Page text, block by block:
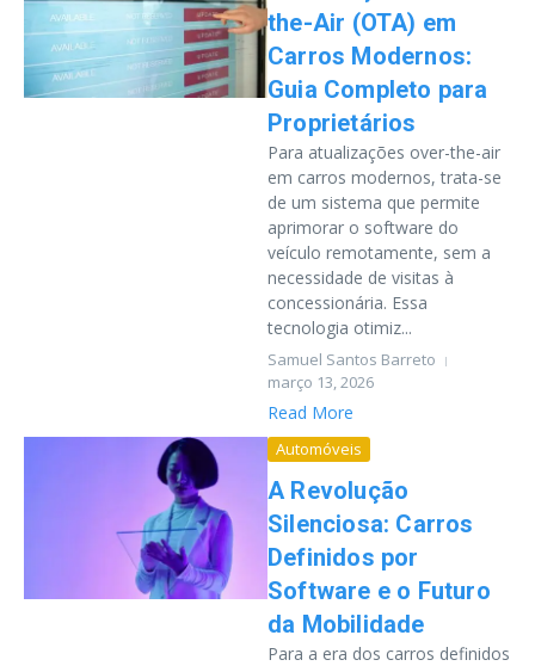
the-Air (OTA) em
Carros Modernos:
Guia Completo para
Proprietários
Para atualizações over-the-air
em carros modernos, trata-se
de um sistema que permite
aprimorar o software do
veículo remotamente, sem a
necessidade de visitas à
concessionária. Essa
tecnologia otimiz...
Samuel Santos Barreto
março 13, 2026
Read More
Automóveis
A Revolução
Silenciosa: Carros
Definidos por
Software e o Futuro
da Mobilidade
Para a era dos carros definidos